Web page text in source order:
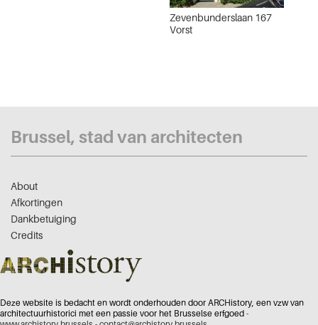
Zevenbunderslaan 167
Vorst
Brussel, stad van architecten
About
Afkortingen
Dankbetuiging
Credits
Deze website is bedacht en wordt onderhouden door ARCHistory, een vzw van
architectuurhistorici met een passie voor het Brusselse erfgoed -